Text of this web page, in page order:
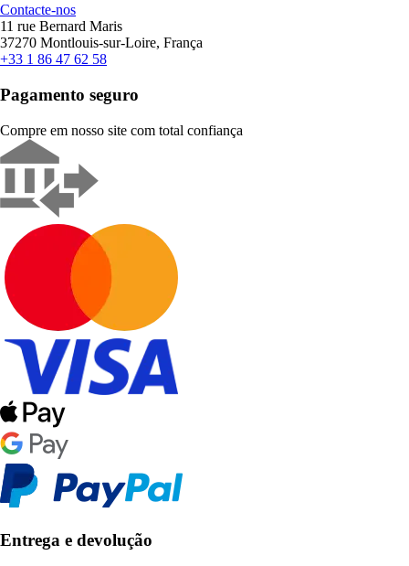
Contacte-nos
11 rue Bernard Maris
37270 Montlouis-sur-Loire, França
+33 1 86 47 62 58
Pagamento seguro
Compre em nosso site com total confiança
Entrega e devolução